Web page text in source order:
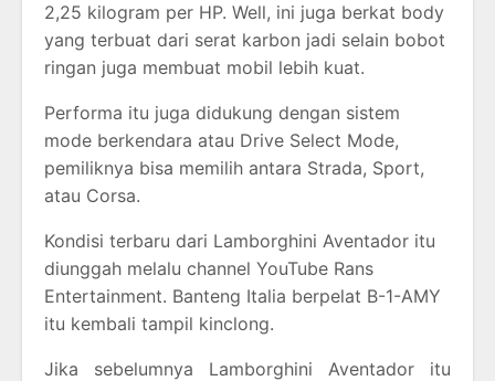
2,25 kilogram per HP. Well, ini juga berkat body
yang terbuat dari serat karbon jadi selain bobot
ringan juga membuat mobil lebih kuat.
Performa itu juga didukung dengan sistem
mode berkendara atau Drive Select Mode,
pemiliknya bisa memilih antara Strada, Sport,
atau Corsa.
Kondisi terbaru dari Lamborghini Aventador itu
diunggah melalu channel YouTube Rans
Entertainment. Banteng Italia berpelat B-1-AMY
itu kembali tampil kinclong.
Jika sebelumnya Lamborghini Aventador itu